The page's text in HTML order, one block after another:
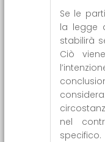
Se le
la legge
stabilirà
Ciò
nel
specifico.